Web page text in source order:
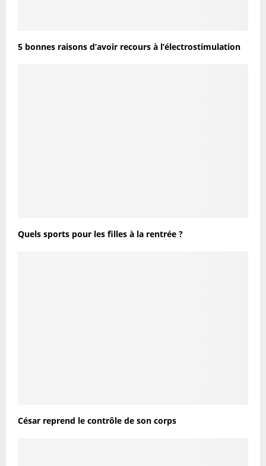
5 bonnes raisons d’avoir recours à l’électrostimulation
Quels sports pour les filles à la rentrée ?
César reprend le contrôle de son corps